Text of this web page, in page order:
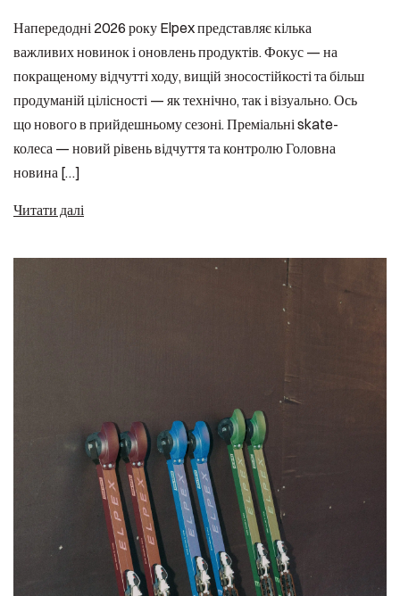
Напередодні 2026 року Elpex представляє кілька
важливих новинок і оновлень продуктів. Фокус — на
покращеному відчутті ходу, вищій зносостійкості та більш
продуманій цілісності — як технічно, так і візуально. Ось
що нового в прийдешньому сезоні. Преміальні skate-
колеса — новий рівень відчуття та контролю Головна
новина […]
Читати далі